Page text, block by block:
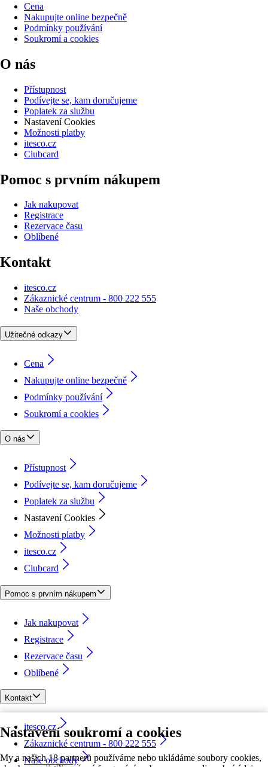
Nastavení soukromí a cookies
My a našich 18 partnerů používáme nebo ukládáme soubory cookies,
Cena
Nakupujte online bezpečně
Podmínky používání
Soukromí a cookies
O nás
Přístupnost
Podívejte se, kam doručujeme
Poplatek za službu
Nastavení Cookies
Možnosti platby
itesco.cz
Clubcard
Pomoc s prvním nákupem
Jak nakupovat
Registrace
Rezervace času
Oblíbené
Kontakt
itesco.cz
Zákaznické centrum - 800 222 555
Naše obchody
Užitečné odkazy
Cena
Nakupujte online bezpečně
Podmínky používání
Soukromí a cookies
O nás
Přístupnost
Podívejte se, kam doručujeme
Poplatek za službu
Nastavení Cookies
Možnosti platby
itesco.cz
Clubcard
Pomoc s prvním nákupem
Jak nakupovat
Registrace
Rezervace času
Oblíbené
Kontakt
itesco.cz
Zákaznické centrum - 800 222 555
Naše obchody